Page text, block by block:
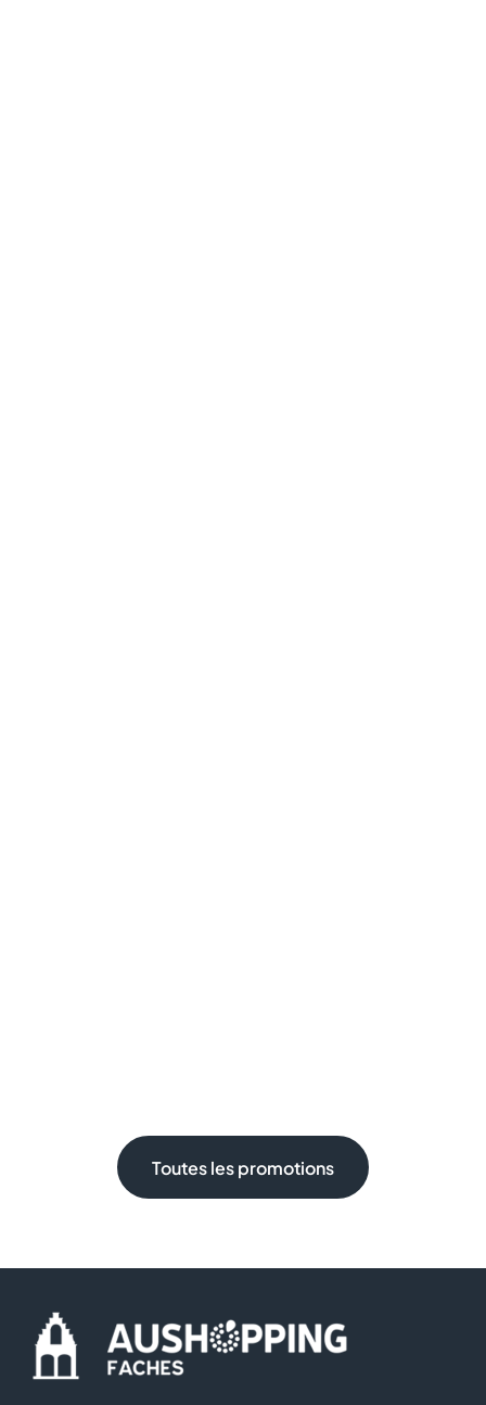
Toutes les promotions